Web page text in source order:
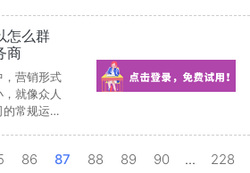
怎么群
商
，营销形式
就像众人
常规运
86 87 88 89 90 ... 228